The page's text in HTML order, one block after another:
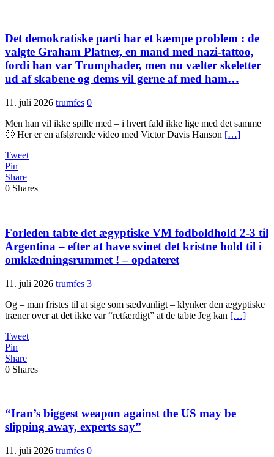
Det demokratiske parti har et kæmpe problem : de
valgte Graham Platner, en mand med nazi-tattoo,
fordi han var Trumphader, men nu vælter skeletter
ud af skabene og dems vil gerne af med ham…
11. juli 2026 trumfes 0
Men han vil ikke spille med – i hvert fald ikke lige med det samme
🙂 Her er en afslørende video med Victor Davis Hanson […]
Tweet
Pin
Share
0 Shares
Forleden tabte det ægyptiske VM fodboldhold 2-3 til
Argentina – efter at have svinet det kristne hold til i
omklædningsrummet ! – opdateret
11. juli 2026 trumfes 3
Og – man fristes til at sige som sædvanligt – klynker den ægyptiske
træner over at det ikke var “retfærdigt” at de tabte Jeg kan […]
Tweet
Pin
Share
0 Shares
“Iran’s biggest weapon against the US may be
slipping away, experts say”
11. juli 2026 trumfes 0